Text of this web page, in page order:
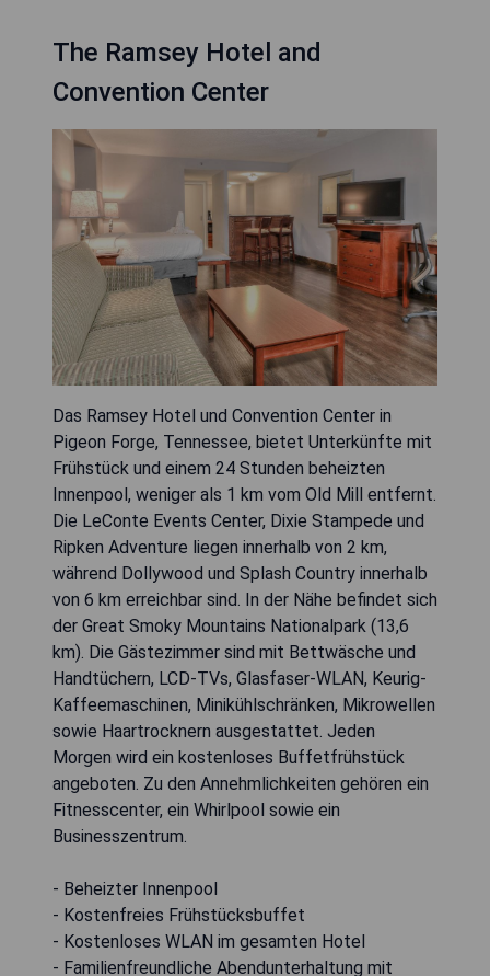
The Ramsey Hotel and
Convention Center
Das Ramsey Hotel und Convention Center in
Pigeon Forge, Tennessee, bietet Unterkünfte mit
Frühstück und einem 24 Stunden beheizten
Innenpool, weniger als 1 km vom Old Mill entfernt.
Die LeConte Events Center, Dixie Stampede und
Ripken Adventure liegen innerhalb von 2 km,
während Dollywood und Splash Country innerhalb
von 6 km erreichbar sind. In der Nähe befindet sich
der Great Smoky Mountains Nationalpark (13,6
km). Die Gästezimmer sind mit Bettwäsche und
Handtüchern, LCD-TVs, Glasfaser-WLAN, Keurig-
Kaffeemaschinen, Minikühlschränken, Mikrowellen
sowie Haartrocknern ausgestattet. Jeden
Morgen wird ein kostenloses Buffetfrühstück
angeboten. Zu den Annehmlichkeiten gehören ein
Fitnesscenter, ein Whirlpool sowie ein
Businesszentrum.
- Beheizter Innenpool
- Kostenfreies Frühstücksbuffet
- Kostenloses WLAN im gesamten Hotel
- Familienfreundliche Abendunterhaltung mit